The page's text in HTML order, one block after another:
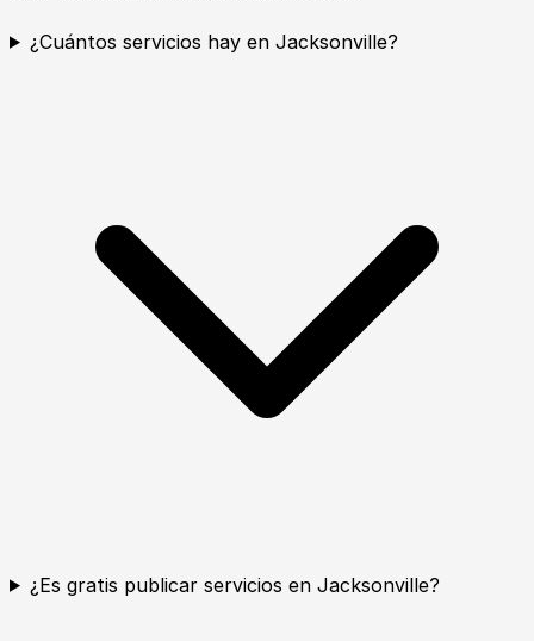
¿Cuántos servicios hay en Jacksonville?
¿Es gratis publicar servicios en Jacksonville?